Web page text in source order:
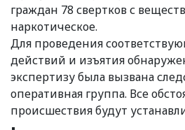
граждан 78 свертков с
наркотическое.
Для проведения
действий и изъятия
экспертизу была вызвана
оперативная группа. Все
происшествия будут